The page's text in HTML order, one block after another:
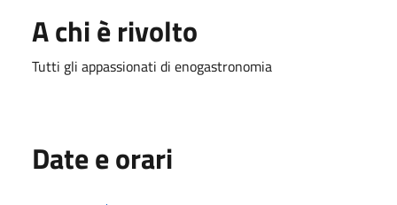
A chi è rivolto
Tutti gli appassionati di enogastronomia
Date e orari